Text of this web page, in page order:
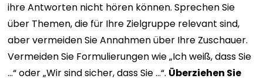
ihre Antworten nicht hören können. Sprechen Sie
über Themen, die für Ihre Zielgruppe relevant sind,
aber vermeiden Sie Annahmen über Ihre Zuschauer.
Vermeiden Sie Formulierungen wie „Ich weiß, dass Sie
…“ oder „Wir sind sicher, dass Sie …“. Überziehen Sie